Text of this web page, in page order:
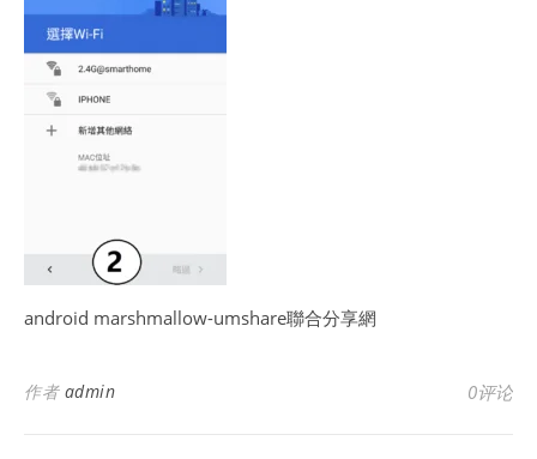
android marshmallow-umshare聯合分享網
作者 admin 0评论